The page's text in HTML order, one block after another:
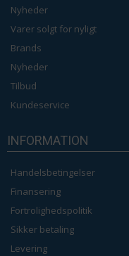
Nyheder
Varer solgt for nyligt
Brands
Nyheder
Tilbud
Kundeservice
INFORMATION
Handelsbetingelser
Finansering
Fortrolighedspolitik
Sikker betaling
Levering